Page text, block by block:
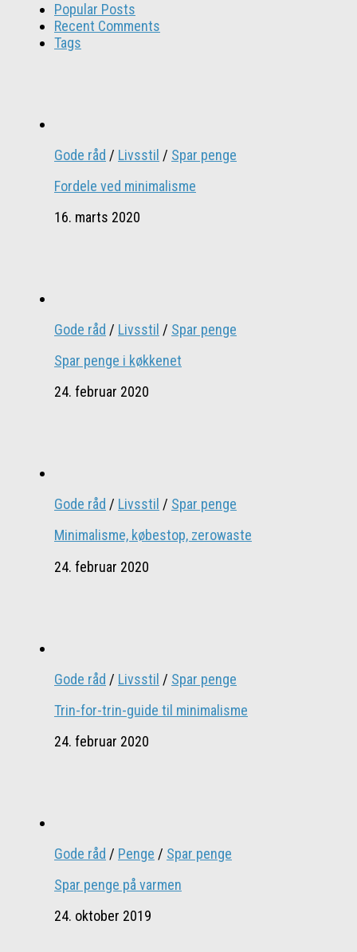
Popular Posts
Recent Comments
Tags
Gode råd / Livsstil / Spar penge
Fordele ved minimalisme
16. marts 2020
Gode råd / Livsstil / Spar penge
Spar penge i køkkenet
24. februar 2020
Gode råd / Livsstil / Spar penge
Minimalisme, købestop, zerowaste
24. februar 2020
Gode råd / Livsstil / Spar penge
Trin-for-trin-guide til minimalisme
24. februar 2020
Gode råd / Penge / Spar penge
Spar penge på varmen
24. oktober 2019